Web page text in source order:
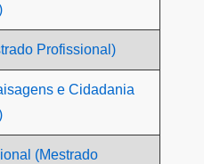
Profissional)
e Cidadania
(Mestrado